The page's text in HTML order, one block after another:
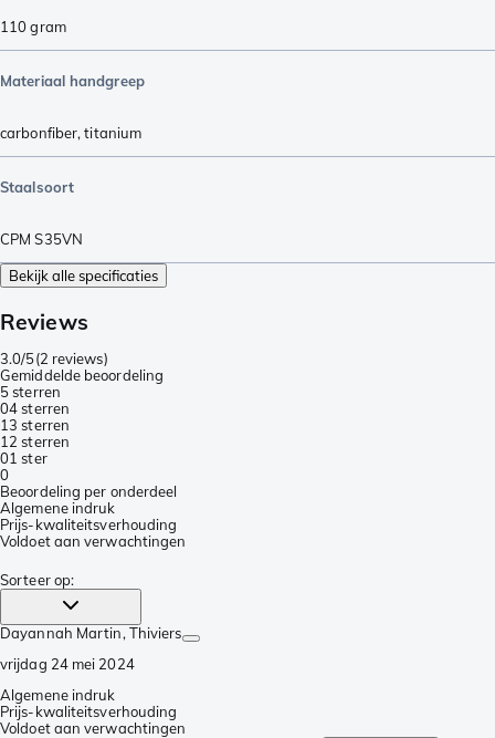
110gram
Materiaal handgreep
carbonfiber,titanium
Staalsoort
CPM S35VN
Bekijk alle specificaties
Reviews
3.0/5(2 reviews)
Gemiddelde beoordeling
5 sterren
04 sterren
13 sterren
1 2 sterren
01 ster
0
Beoordeling per onderdeel
Algemene indruk
Prijs-kwaliteitsverhouding
Voldoet aan verwachtingen
Sorteer op:
Dayannah Martin, Thiviers
vrijdag 24 mei 2024
Algemene indruk
Prijs-kwaliteitsverhouding
Voldoet aan verwachtingen